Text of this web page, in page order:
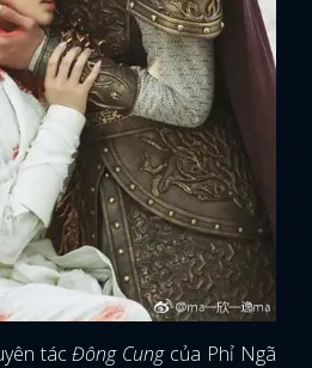
tácĐông Cungcủa Phỉ Ngã